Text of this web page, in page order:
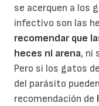
se acerquen a los
infectivo son las
recomendar que
heces ni arena, ni
Pero si los gatos
del parásito
recomendación de